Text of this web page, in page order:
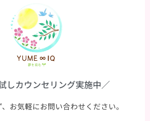
しカウンセリング実施中／
お気軽にお問い合わせください。